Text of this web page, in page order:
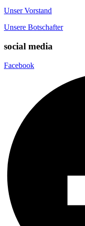
Unser Vorstand
Unsere Botschafter
social media
Facebook